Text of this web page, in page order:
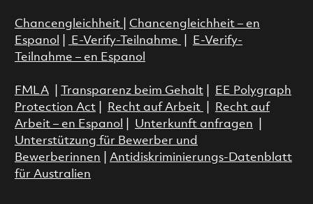
Chancengleichheit
Chancengleichheit – en
Espanol
E-Verify-Teilnahme
E-Verify-
Teilnahme – en Espanol
FMLA| Transparenz beim Gehalt|
EE Polygraph
Protection Act| Recht auf Arbeit
Recht auf
Arbeit – en Espanol
Unterkunft anfragen
Unterstützung für Bewerber und
Bewerberinnen
Antidiskriminierungs-Datenblatt
für Australien